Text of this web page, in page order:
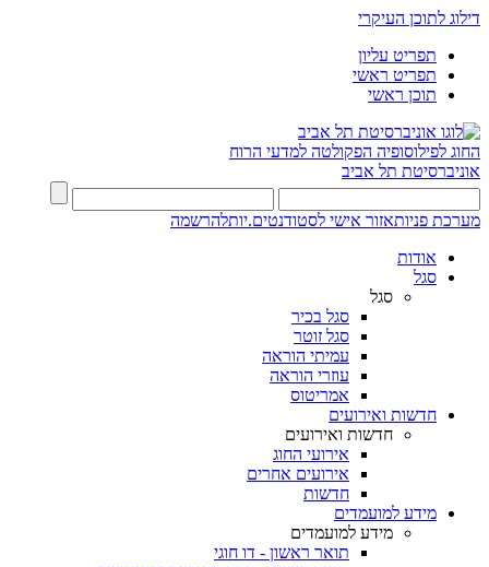
דילוג לתוכן העיקרי
תפריט עליון
תפריט ראשי
תוכן ראשי
החוג לפילוסופיה הפקולטה למדעי הרוח
אוניברסיטת תל אביב
מערכת פניותאזור אישי לסטודנטים.יותלהרשמה
אודות
סגל
סגל
סגל בכיר
סגל זוטר
עמיתי הוראה
עוזרי הוראה
אמריטוס
חדשות ואירועים
חדשות ואירועים
אירועי החוג
אירועים אחרים
חדשות
מידע למועמדים
מידע למועמדים
תואר ראשון - דו חוגי